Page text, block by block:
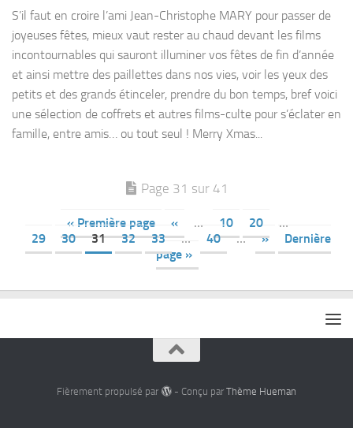
S’il faut en croire l’ami Jean-Christophe MARY pour passer de
joyeuses fêtes, mieux vaut rester au chaud devant les films
incontournables qui sauront illuminer vos fêtes de fin d’année
et ainsi mettre des paillettes dans nos vies, voir les yeux des
petits et des grands étinceler, prendre du bon temps, bref voici
une sélection de coffrets et autres films-culte pour s’éclater en
famille, entre amis… ou tout seul ! Merry Xmas...
Page 31 sur 41
« Première page « … 10 20
…
29
30 31 32 33 … 40 … »
Dernière
page »
Fièrement propulsé par - Conçu par Thème Hueman